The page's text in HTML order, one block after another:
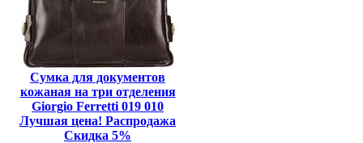
Сумка для документов
кожаная на три отделения
Giorgio Ferretti 019 010
Лучшая цена! Распродажа
Скидка 5%